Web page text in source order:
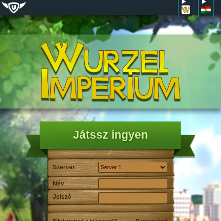
Játssz ingyen
Szerver
Név
Jelszó